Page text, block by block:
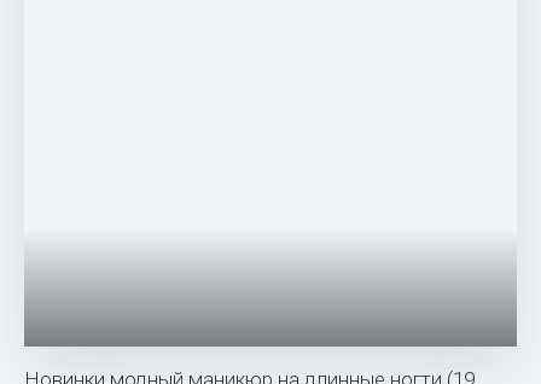
Новинки модный маникюр на длинные ногти (19